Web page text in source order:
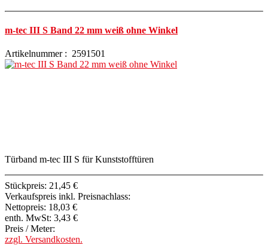
m-tec III S Band 22 mm weiß ohne Winkel
Artikelnummer : 2591501
Türband m-tec III S für Kunststofftüren
Stückpreis: 21,45 €
Verkaufspreis inkl. Preisnachlass:
Nettopreis: 18,03 €
enth. MwSt: 3,43 €
Preis / Meter:
zzgl. Versandkosten.